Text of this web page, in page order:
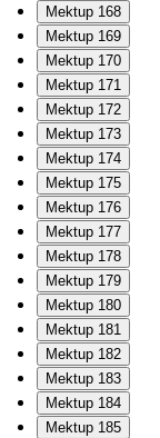
Mektup 168
Mektup 169
Mektup 170
Mektup 171
Mektup 172
Mektup 173
Mektup 174
Mektup 175
Mektup 176
Mektup 177
Mektup 178
Mektup 179
Mektup 180
Mektup 181
Mektup 182
Mektup 183
Mektup 184
Mektup 185